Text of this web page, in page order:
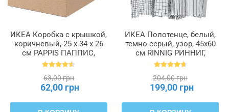
ИКЕА Коробка с крышкой,
коричневый, 25 x 34 x 26
см PAPPIS ПАППИС,
001.004.67
63,00 грн
62,00 грн
ИКЕА Полотенце, белый,
темно-серый, узор, 45x60
см RINNIG РИННИГ,
204.763.46
204,00 грн
199,00 грн